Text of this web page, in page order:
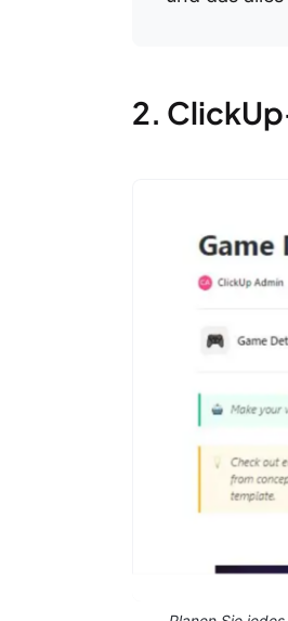
2.